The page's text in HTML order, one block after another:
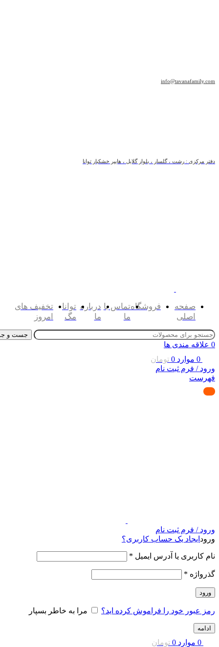
info@tavanafamily.com
دفتر مرکزی : رشت ، گلسار ، بلوار گلایل ، هایپر خشکبار توانا
صفحه
اصلی
فروشگاهتماس با
ما
درباره
ما
توانا
مگ
تخفیف های
امروز
جست و
0 علاقه مندی ها
0 موارد 0 تومان
ورود / فرم ثبت نام
فهرست
ورود / فرم ثبت نام
ورود ایجاد یک حساب کاربری؟
نام کاربری یا آدرس ایمیل *
گذرواژه *
ورود
رمز عبور خود را فراموش کرده اید؟ مرا به خاطر بسپار
ادامه
0 موارد 0 تومان